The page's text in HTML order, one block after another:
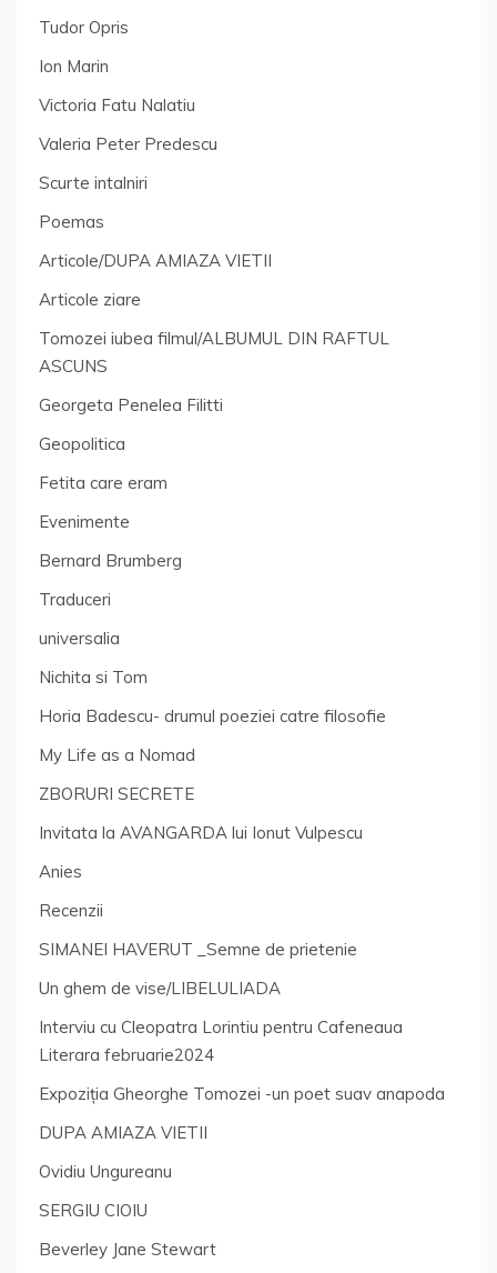
Tudor Opris
Ion Marin
Victoria Fatu Nalatiu
Valeria Peter Predescu
Scurte intalniri
Poemas
Articole/DUPA AMIAZA VIETII
Articole ziare
Tomozei iubea filmul/ALBUMUL DIN RAFTUL
ASCUNS
Georgeta Penelea Filitti
Geopolitica
Fetita care eram
Evenimente
Bernard Brumberg
Traduceri
universalia
Nichita si Tom
Horia Badescu- drumul poeziei catre filosofie
My Life as a Nomad
ZBORURI SECRETE
Invitata la AVANGARDA lui Ionut Vulpescu
Anies
Recenzii
SIMANEI HAVERUT _Semne de prietenie
Un ghem de vise/LIBELULIADA
Interviu cu Cleopatra Lorintiu pentru Cafeneaua
Literara februarie2024
Expoziția Gheorghe Tomozei -un poet suav anapoda
DUPA AMIAZA VIETII
Ovidiu Ungureanu
SERGIU CIOIU
Beverley Jane Stewart